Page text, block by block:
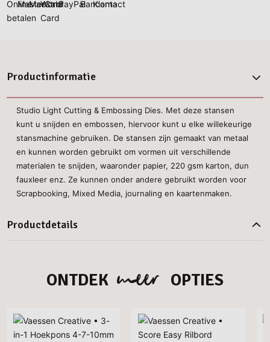
Productinformatie
Studio Light Cutting & Embossing Dies. Met deze stansen
kunt u snijden en embossen, hiervoor kunt u elke willekeurige
stansmachine gebruiken. De stansen zijn gemaakt van metaal
en kunnen worden gebruikt om vormen uit verschillende
materialen te snijden, waaronder papier, 220 gsm karton, dun
fauxleer enz. Ze kunnen onder andere gebruikt worden voor
Scrapbooking, Mixed Media, journaling en kaartenmaken.
Productdetails
ONTDEK meer OPTIES